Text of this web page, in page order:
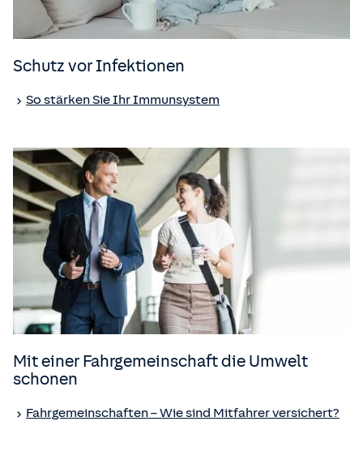
Schutz vor Infektionen
So stärken Sie Ihr Immunsystem
Mit einer Fahrgemeinschaft die Umwelt
schonen
Fahrgemeinschaften – Wie sind Mitfahrer versichert?